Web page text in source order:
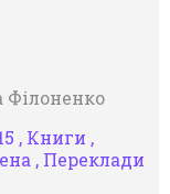
Філоненко
, Книги ,
, Переклади